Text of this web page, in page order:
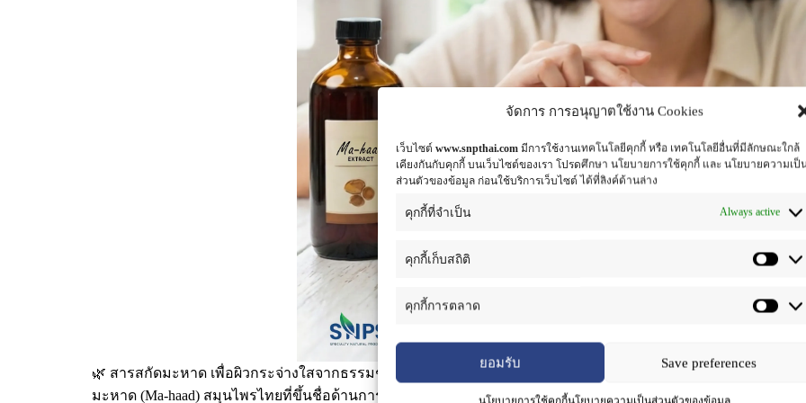
จัดการ การอนุญาตใช้งาน Cookies
เว็บไซต์ www.snpthai.com มีการใช้งานเทคโนโลยีคุกกี้ หรือ เทคโนโลยีอื่นที่มีลักษณะใกล้
เคียงกันกับคุกกี้ บนเว็บไซต์ของเรา โปรดศึกษา นโยบายการใช้คุกกี้ และ นโยบายความเป็
ส่วนตัวของข้อมูล ก่อนใช้บริการเว็บไซต์ ได้ที่ลิงค์ด้านล่าง
คุกกี้ที่จำเป็น Always active
คุกกี้เก็บสถิติ
คุกกี้การตลาด
ยอมรับ Save preferences
🌿 สารสกัดมะหาด เพื่อผิวกระจ่างใสจากธรรมชาติ
มะหาด (Ma-haad) สมุนไพรไทยที่ขึ้นชื่อด้านการบำรุงผิวพรรณ ✨